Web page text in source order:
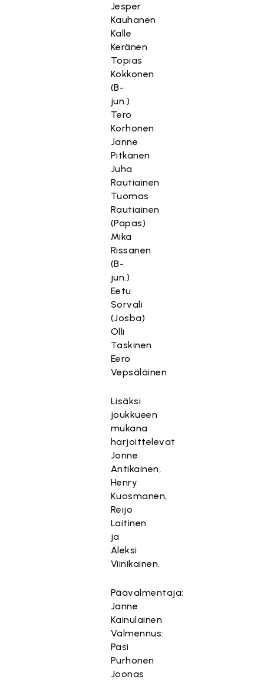
Jesper
Kauhanen
Kalle
Keränen
Topias
Kokkonen
(B-
jun.)
Tero
Korhonen
Janne
Pitkänen
Juha
Rautiainen
Tuomas
Rautiainen
(Papas)
Mika
Rissanen
(B-
jun.)
Eetu
Sorvali
(Josba)
Olli
Taskinen
Eero
Vepsäläinen
Lisäksi
joukkueen
mukana
harjoittelevat
Jonne
Antikainen,
Henry
Kuosmanen,
Reijo
Laitinen
ja
Aleksi
Viinikainen.
Päävalmentaja:
Janne
Kainulainen
Valmennus:
Pasi
Purhonen
Joonas